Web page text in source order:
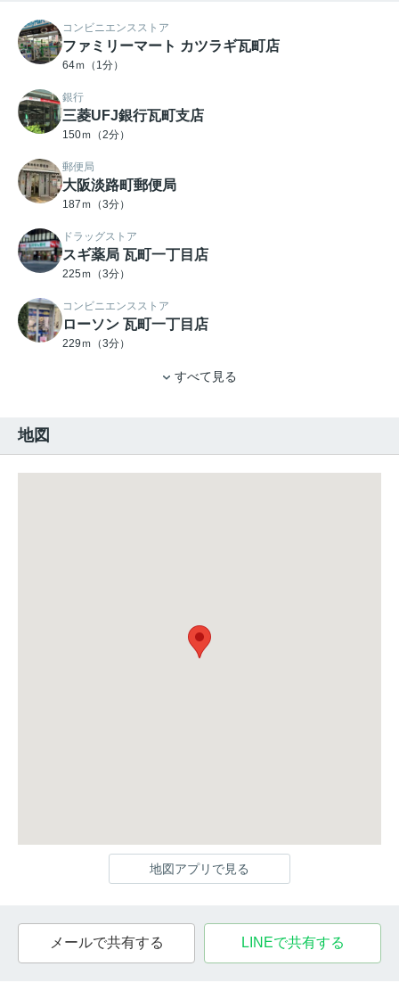
コンビニエンスストア
ファミリーマート カツラギ瓦町店
64ｍ（1分）
銀行
三菱UFJ銀行瓦町支店
150ｍ（2分）
郵便局
大阪淡路町郵便局
187ｍ（3分）
ドラッグストア
スギ薬局 瓦町一丁目店
225ｍ（3分）
コンビニエンスストア
ローソン 瓦町一丁目店
229ｍ（3分）
すべて見る
地図
地図アプリで見る
メールで共有する LINEで共有する